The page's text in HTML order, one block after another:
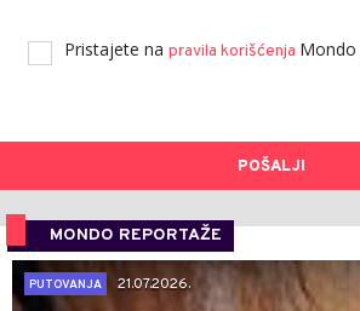
Pristajete na pravila korišćenja Mondo
POŠALJI
MONDO REPORTAŽE
PUTOVANJA
21.07.2026.